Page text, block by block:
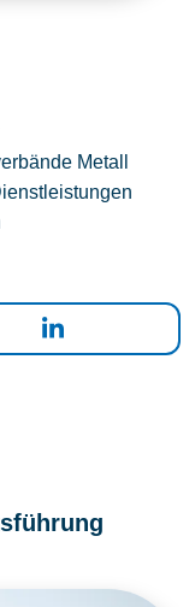
Metall